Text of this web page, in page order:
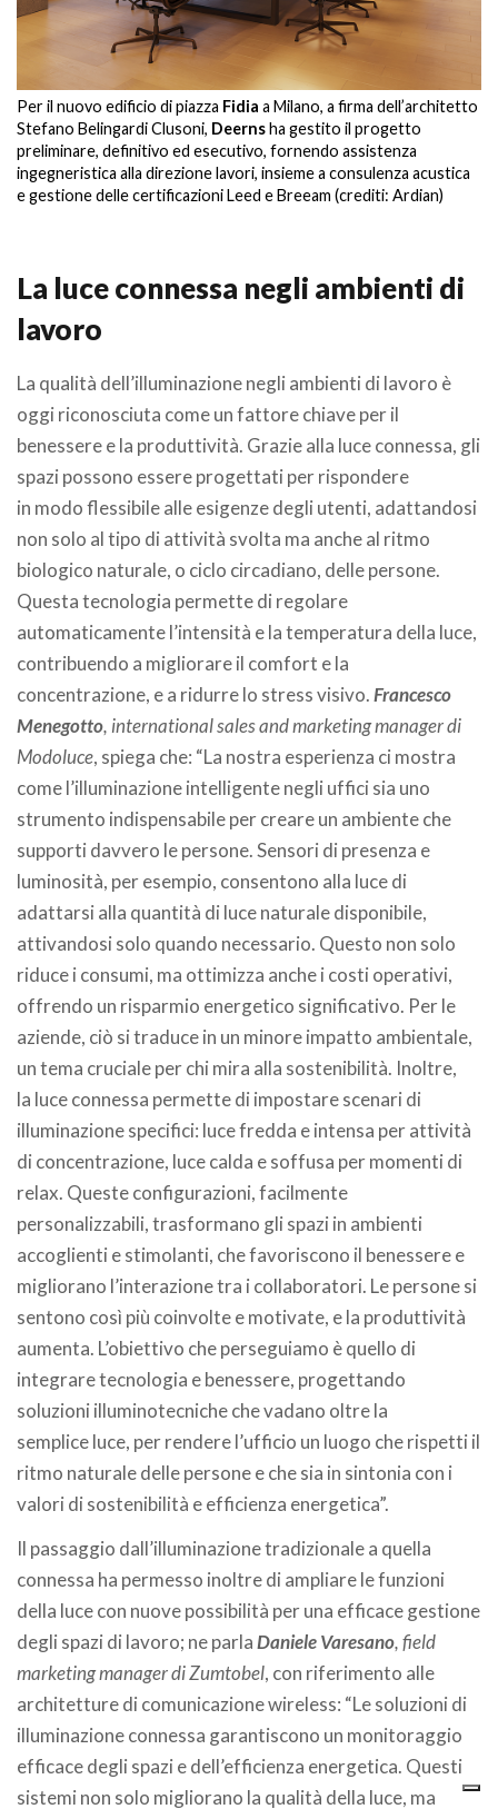
Per il nuovo edificio di piazza Fidia a Milano, a firma dell’architetto
Stefano Belingardi Clusoni, Deerns ha gestito il progetto
preliminare, definitivo ed esecutivo, fornendo assistenza
ingegneristica alla direzione lavori, insieme a consulenza acustica
e gestione delle certificazioni Leed e Breeam (crediti: Ardian)
La luce connessa negli ambienti di
lavoro
La qualità dell’illuminazione negli ambienti di lavoro è
oggi riconosciuta come un fattore chiave per il
benessere e la produttività. Grazie alla luce connessa, gli
spazi possono essere progettati per rispondere
in modo flessibile alle esigenze degli utenti, adattandosi
non solo al tipo di attività svolta ma anche al ritmo
biologico naturale, o ciclo circadiano, delle persone.
Questa tecnologia permette di regolare
automaticamente l’intensità e la temperatura della luce,
contribuendo a migliorare il comfort e la
concentrazione, e a ridurre lo stress visivo.Francesco
Menegotto, international sales and marketing manager di
Modoluce, spiega che: “La nostra esperienza ci mostra
come l’illuminazione intelligente negli uffici sia uno
strumento indispensabile per creare un ambiente che
supporti davvero le persone. Sensori di presenza e
luminosità, per esempio, consentono alla luce di
adattarsi alla quantità di luce naturale disponibile,
attivandosi solo quando necessario. Questo non solo
riduce i consumi, ma ottimizza anche i costi operativi,
offrendo un risparmio energetico significativo. Per le
aziende, ciò si traduce in un minore impatto ambientale,
un tema cruciale per chi mira alla sostenibilità. Inoltre,
la luce connessa permette di impostare scenari di
illuminazione specifici: luce fredda e intensa per attività
di concentrazione, luce calda e soffusa per momenti di
relax. Queste configurazioni, facilmente
personalizzabili, trasformano gli spazi in ambienti
accoglienti e stimolanti, che favoriscono il benessere e
migliorano l’interazione tra i collaboratori. Le persone si
sentono così più coinvolte e motivate, e la produttività
aumenta. L’obiettivo che perseguiamo è quello di
integrare tecnologia e benessere, progettando
soluzioni illuminotecniche che vadano oltre la
semplice luce, per rendere l’ufficio un luogo che rispetti il
ritmo naturale delle persone e che sia in sintonia con i
valori di sostenibilità e efficienza energetica”.
Il passaggio dall’illuminazione tradizionale a quella
connessa ha permesso inoltre di ampliare le funzioni
della luce con nuove possibilità per una efficace gestione
degli spazi di lavoro; ne parlaDaniele Varesano, field
marketing manager di Zumtobel, con riferimento alle
architetture di comunicazione wireless: “Le soluzioni di
illuminazione connessa garantiscono un monitoraggio
efficace degli spazi e dell’efficienza energetica. Questi
sistemi non solo migliorano la qualità della luce, ma